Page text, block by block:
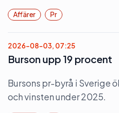
Affärer Pr
2026-08-03, 07:25
Burson upp 19 procent
Bursons pr-byrå i Sverige
och vinsten under 2025.